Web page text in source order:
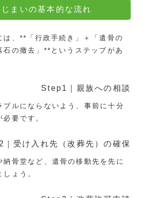
まいの基本的な流れ
は、**「行政手続き」＋「遺骨の
石の撤去」**というステップがあ
Step1｜親族への相談
ブルにならないよう、事前に十分
要です。
｜受け入れ先（改葬先）の確保
納骨堂など、遺骨の移動先を先に
ょう。